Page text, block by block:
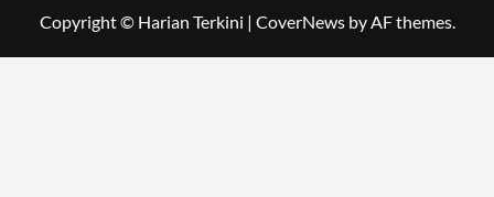
Copyright © Harian Terkini | CoverNewsby AF themes.